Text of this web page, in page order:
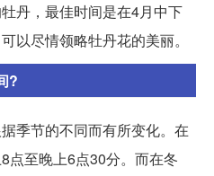
丹，最佳时间是在4月中下
以尽情领略牡丹花的美丽。
?
季节的不同而有所变化。在
点至晚上6点30分。而在冬